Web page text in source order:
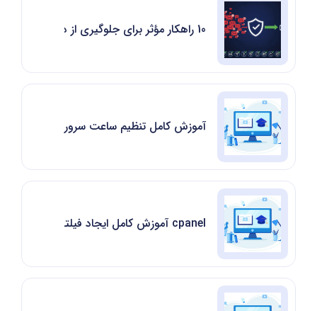
10 راهکار مؤثر برای جلوگیری از دریافت ایمیل‌های ناخواسته (اسپم)
آموزش کامل تنظیم ساعت سرور
cpanel آموزش کامل ایجاد فیلتر برای ایمیل ها درسی پنل